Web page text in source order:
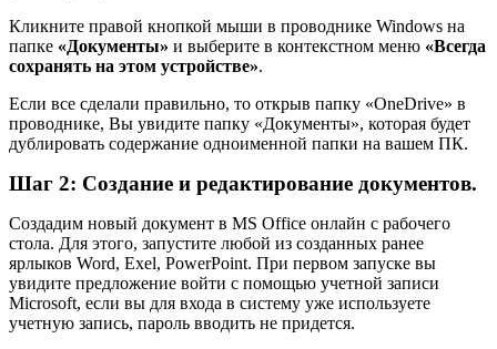
Кликните правой кнопкой мыши в проводнике Windows на
папке «Документы» и выберите в контекстном меню «Всегда
сохранять на этом устройстве».
Если все сделали правильно, то открыв папку «OneDrive» в
проводнике, Вы увидите папку «Документы», которая будет
дублировать содержание одноименной папки на вашем ПК.
Шаг 2: Создание и редактирование документов.
Создадим новый документ в MS Office онлайн с рабочего
стола. Для этого, запустите любой из созданных ранее
ярлыков Word, Exel, PowerPoint. При первом запуске вы
увидите предложение войти с помощью учетной записи
Microsoft, если вы для входа в систему уже используете
учетную запись, пароль вводить не придется.